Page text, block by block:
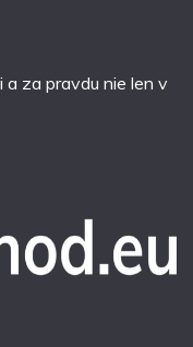
a za pravdu nie len v